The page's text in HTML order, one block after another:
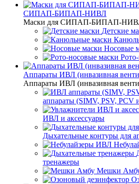
СИПАП-БИПАП-НИВЛ
Маски для СИПАП-БИПАП-
Детские
Носовые
Аппараты ИВЛ (инвазивная
Аппараты ИВЛ (инвазивная
аппараты (SIMV, PSV, PCV
ИВЛ и аксессуары
Дыхательные контуры для
тренажеры
Мешки